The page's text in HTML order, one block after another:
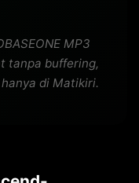
MP3
tanpa buffering,
di Matikiri.